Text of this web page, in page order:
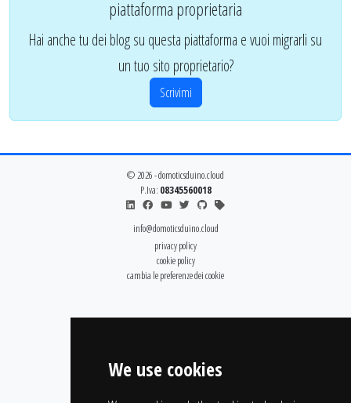
We use cookies
piattaforma proprietaria
Hai anche tu dei blog su questa piattaforma e vuoi migrarli su
un tuo sito proprietario?
Scrivimi
© 2026 - domoticsduino.cloud
P.Iva: 08345560018
info@domoticsduino.cloud
privacy policy
cookie policy
cambia le preferenze dei cookie